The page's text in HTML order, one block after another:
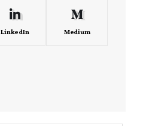
LinkedIn Medium